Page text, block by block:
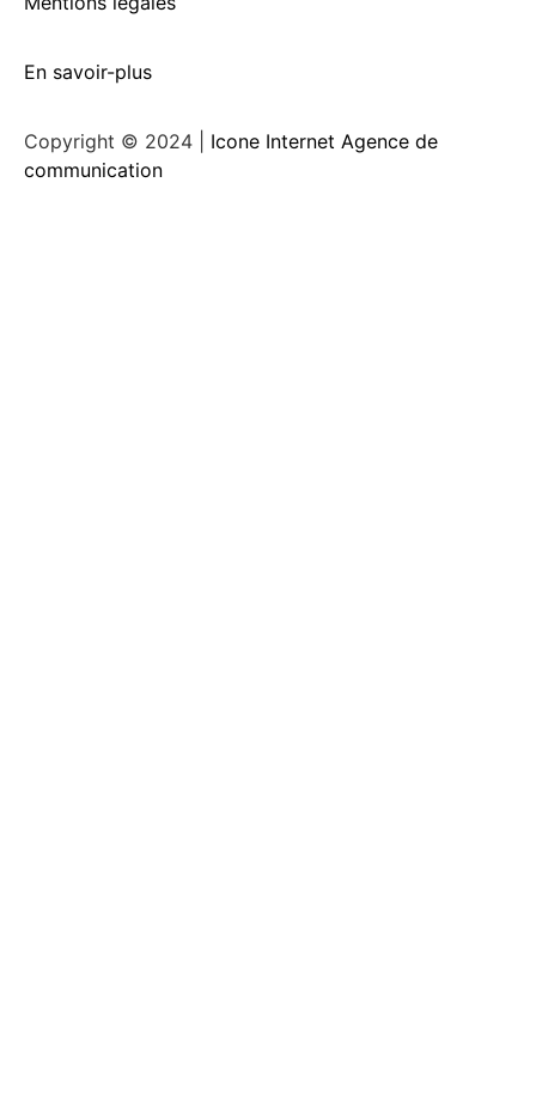
En savoir-plus
Copyright © 2024 |
Icone Internet Agence de
communication